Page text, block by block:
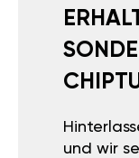
und wir